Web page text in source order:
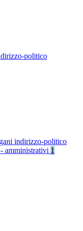
politico
indirizzo-politico
amministrativi 1